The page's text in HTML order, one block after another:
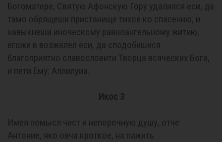
Богоматере, Святую Афонскую Гору удалился еси, да
тамо обрящеши пристанище тихое ко спасению, и
навыкнеши иноческому равноангельному житию,
егоже в возжелел еси, да сподобишися
благоприятно славословити Творца всяческих Бога,
и пети Ему: Аллилуиа.
Икос 3
Имея помысл чист и непорочную душу, отче
Антоние, яко овча кроткое, на пажить